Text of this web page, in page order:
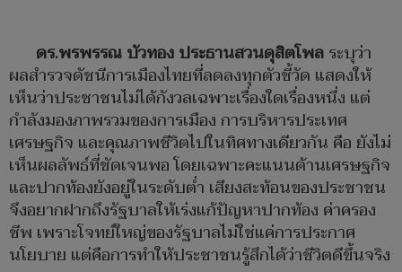
ดร.พรพรรณ บัวทอง ประธานสวนดุสิตโพลระบุว่า
ผลสำรวจดัชนีการเมืองไทยที่ลดลงทุกตัวชี้วัด แสดงให้
เห็นว่าประชาชนไม่ได้กังวลเฉพาะเรื่องใดเรื่องหนึ่ง แต่
กำลังมองภาพรวมของการเมือง การบริหารประเทศ
เศรษฐกิจ และคุณภาพชีวิตไปในทิศทางเดียวกัน คือ ยังไม่
เห็นผลลัพธ์ที่ชัดเจนพอ โดยเฉพาะคะแนนด้านเศรษฐกิจ
และปากท้องยังอยู่ในระดับต่ำ เสียงสะท้อนของประชาชน
จึงอยากฝากถึงรัฐบาลให้เร่งแก้ปัญหาปากท้อง ค่าครอง
ชีพ เพราะโจทย์ใหญ่ของรัฐบาลไม่ใช่แค่การประกาศ
นโยบาย แต่คือการทำให้ประชาชนรู้สึกได้ว่าชีวิตดีขึ้นจริง